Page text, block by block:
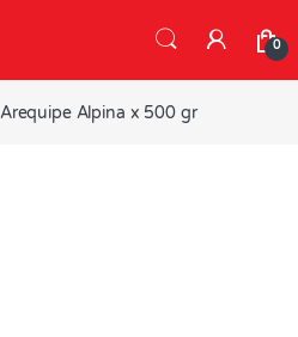
0
Arequipe Alpina x 500 gr